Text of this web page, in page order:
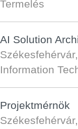
Termelés
AI Solution
Information
Projektmérnök